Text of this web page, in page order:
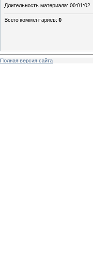
Длительность материала: 00:01:02
Всего комментариев: 0
Полная версия сайта